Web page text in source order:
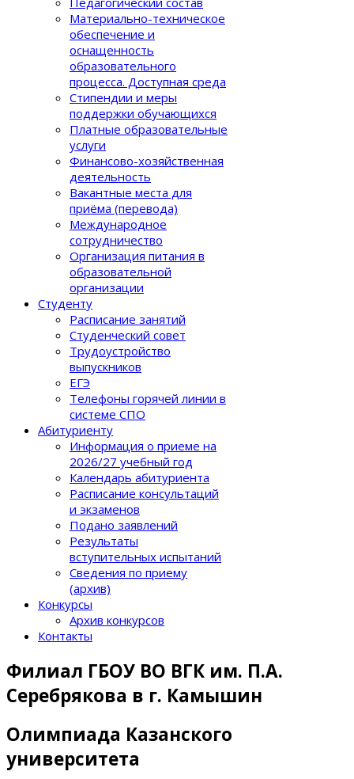
Материально-техническое
обеспечение и
оснащенность
образовательного
процеcса. Доступная среда
Стипендии и меры
поддержки обучающихся
Платные образовательные
услуги
Финансово-хозяйственная
деятельность
Вакантные места для
приёма (перевода)
Международное
сотрудничество
Организация питания в
образовательной
организации
Студенту
Расписание занятий
Студенческий совет
Трудоустройство
выпускников
ЕГЭ
Телефоны горячей линии в
системе СПО
Абитуриенту
Информация о приеме на
2026/27 учебный год
Календарь абитуриента
Расписание консультаций
и экзаменов
Подано заявлений
Результаты
вступительных испытаний
Сведения по приему
(архив)
Конкурсы
Архив конкурсов
Контакты
Филиал ГБОУ ВО ВГК им. П.А.
Серебрякова в г. Камышин
Олимпиада Казанского
университета